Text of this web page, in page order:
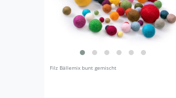
Filz Bällemix bunt gemischt